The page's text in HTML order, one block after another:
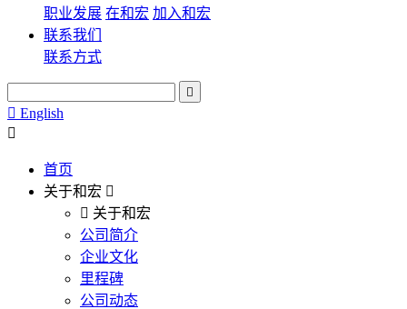
职业发展 在和宏 加入和宏
联系我们
联系方式
English
首页
关于和宏
关于和宏
公司简介
企业文化
里程碑
公司动态